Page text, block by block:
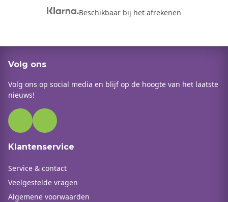
Beschikbaar bij het afrekenen
Volg ons
Volg ons op social media en blijf op de hoogte van het laatste
nieuws!
Klantenservice
Service & contact
Veelgestelde vragen
Algemene voorwaarden